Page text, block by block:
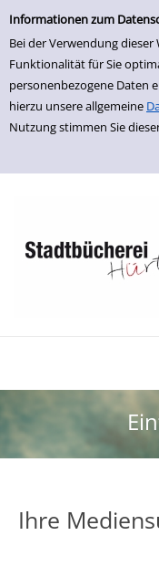
Einfache Suche
Informationen zum
Bei der Verwendung dieser
Funktionalität für Sie
personenbezogene Daten
hierzu unsere allgemeine
Nutzung stimmen Sie
zur Navigation springen
zum Inhalt springen
Zu den Suchfiltern springen
Zur Trefferliste springen
Ihre